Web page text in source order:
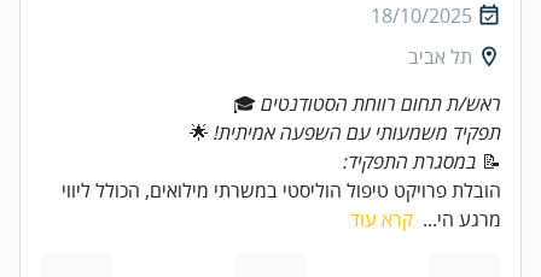
18/10/2025
תל אביב
ראש/ת תחום רווחת הסטודנטים 🎓
תפקיד משמעותי עם השפעה אמיתית!
📝 במסגרת התפקיד:
הובלת פרויקט טיפול הוליסטי במשרתי מילואים, הכולל ליווי
מרגע הי... קרא עוד